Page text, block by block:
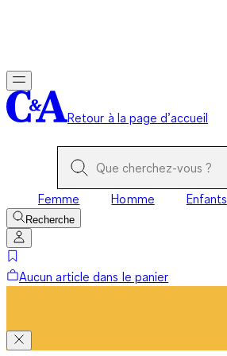
Retour à la page d’accueil
Femme Homme Enfants
Recherche
Aucun article dans le panier